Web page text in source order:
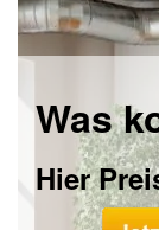
Was
Hier